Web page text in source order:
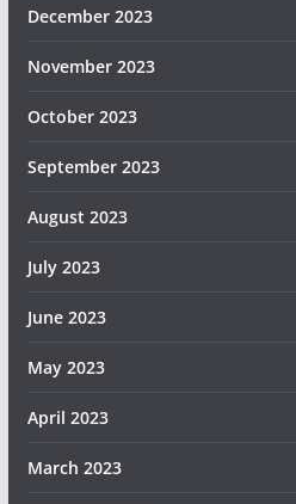
December 2023
November 2023
October 2023
September 2023
August 2023
July 2023
June 2023
May 2023
April 2023
March 2023